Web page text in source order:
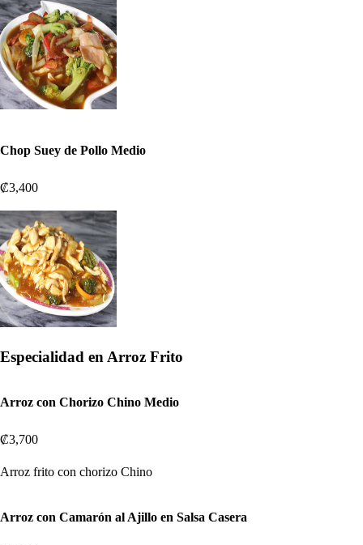
Chop Suey de Pollo Medio
₡3,400
Especialidad en Arroz Frito
Arroz con Chorizo Chino Medio
₡3,700
Arroz frito con chorizo Chino
Arroz con Camarón al Ajillo en Salsa Casera